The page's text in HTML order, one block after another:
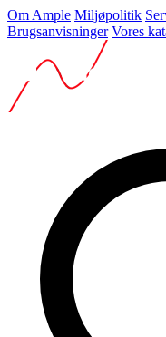
Om Ample Miljøpolitik
Brugsanvisninger Vores